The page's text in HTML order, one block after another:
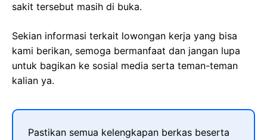
sakit tersebut masih di buka.
Sekian informasi terkait lowongan kerja yang bisa
kami berikan, semoga bermanfaat dan jangan lupa
untuk bagikan ke sosial media serta teman-teman
kalian ya.
Pastikan semua kelengkapan berkas beserta